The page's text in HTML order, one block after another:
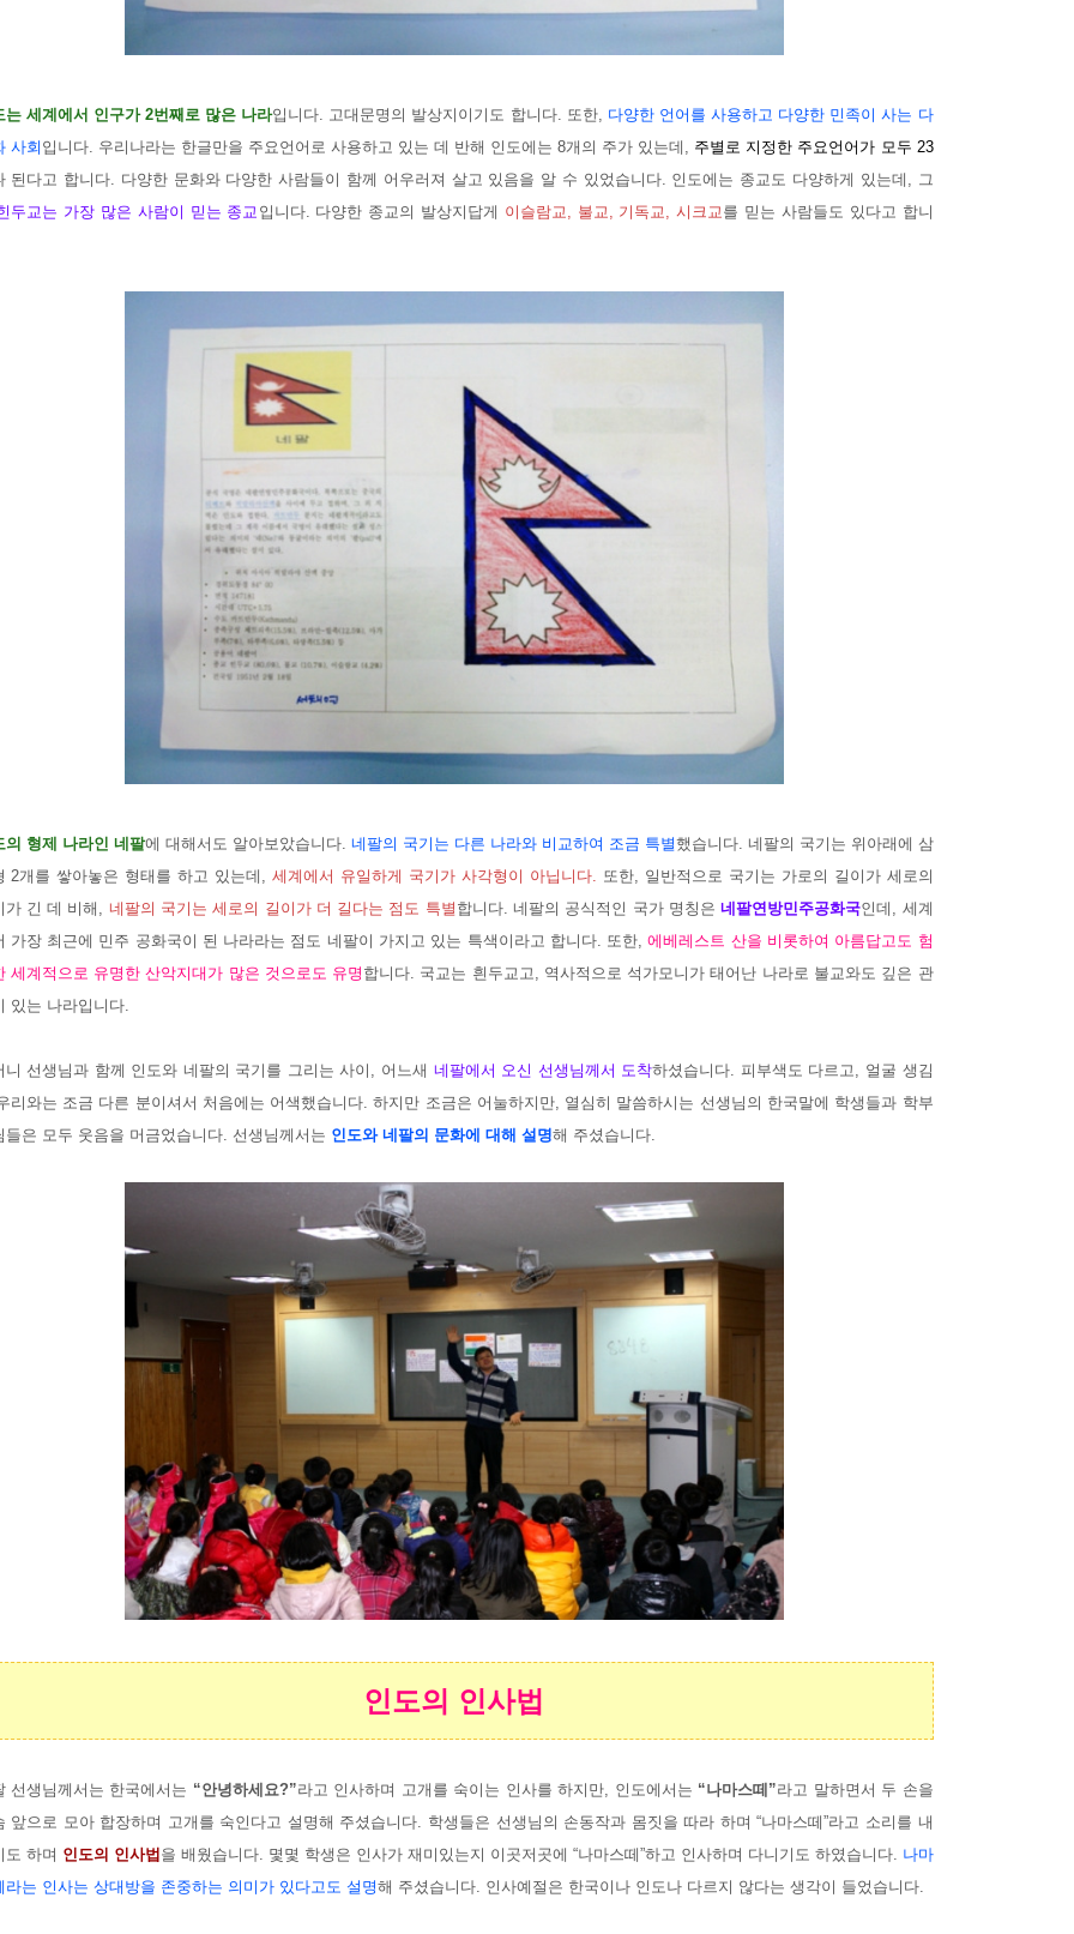
는 세계에서 인구가 2번째로 많은 나라입니다. 고대문명의 발상지이기도 합니다. 또한, 다양한 언어를 사용하고 다양한 민족이 사는 다
사회 입니다. 우리나라는 한글만을 주요언어로 사용하고 있는 데 반해 인도에는 8개의 주가 있는데, 주별로 지정한 주요언어가 모두 23
된다고 합니다. 다양한 문화와 다양한 사람들이 함께 어우러져 살고 있음을 알 수 있었습니다. 인도에는 종교도 다양하게 있는데, 그
두교는 가장 많은 사람이 믿는 종교 입니다. 다양한 종교의 발상지답게 이슬람교, 불교, 기독교, 시크교 를 믿는 사람들도 있다고 합니
의 형제 나라인 네팔에 대해서도 알아보았습니다. 네팔의 국기는 다른 나라와 비교하여 조금 특별했습니다. 네팔의 국기는 위아래에 삼
2개를 쌓아놓은 형태를 하고 있는데,세계에서 유일하게 국기가 사각형이 아닙니다. 또한, 일반적으로 국기는 가로의 길이가 세로의
가 긴 데 비해, 네팔의 국기는 세로의 길이가 더 길다는 점도 특별 합니다. 네팔의 공식적인 국가 명칭은네팔연방민주공화국인데, 세계
가장 최근에 민주 공화국이 된 나라라는 점도 네팔이 가지고 있는 특색이라고 합니다. 또한,에베레스트 산을 비롯하여 아름답고도 험
세계적으로 유명한 산악지대가 많은 것으로도 유명 합니다. 국교는 흰두교고, 역사적으로 석가모니가 태어난 나라로 불교와도 깊은 관
있는 나라입니다.
니 선생님과 함께 인도와 네팔의 국기를 그리는 사이, 어느새 네팔에서 오신 선생님께서 도착하셨습니다. 피부색도 다르고, 얼굴 생김
리와는 조금 다른 분이셔서 처음에는 어색했습니다. 하지만 조금은 어눌하지만, 열심히 말씀하시는 선생님의 한국말에 학생들과 학부
들은 모두 웃음을 머금었습니다. 선생님께서는 인도와 네팔의 문화에 대해 설명해 주셨습니다.
인도의 인사법
선생님께서는 한국에서는 “안녕하세요?”라고 인사하며 고개를 숙이는 인사를 하지만, 인도에서는 “나마스떼”라고 말하면서 두 손을
앞으로 모아 합장하며 고개를 숙인다고 설명해 주셨습니다. 학생들은 선생님의 손동작과 몸짓을 따라 하며 “나마스떼”라고 소리를 내
도 하며 인도의 인사법 을 배웠습니다. 몇몇 학생은 인사가 재미있는지 이곳저곳에 “나마스떼”하고 인사하며 다니기도 하였습니다. 나마
라는 인사는 상대방을 존중하는 의미가 있다고도 설명해 주셨습니다. 인사예절은 한국이나 인도나 다르지 않다는 생각이 들었습니다.